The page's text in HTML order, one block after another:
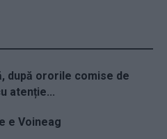
după ororile comise de
atenție...
e Voineag